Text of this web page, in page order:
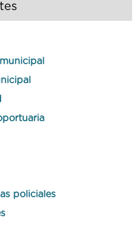
policiales